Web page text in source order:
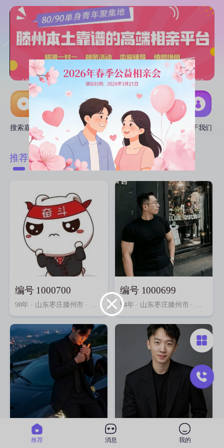
搜索嘉宾 线下活动 互选CP 推广中心 关于我们
推荐 匹配 附近 热门
编号 1000700
98年 · 山东枣庄滕州市 · 本科 · 生产/制造
编号 1000699
94年 · 山东枣庄滕州市 · 本科 · 政府机构
编号 1000698
推荐 消息 我的